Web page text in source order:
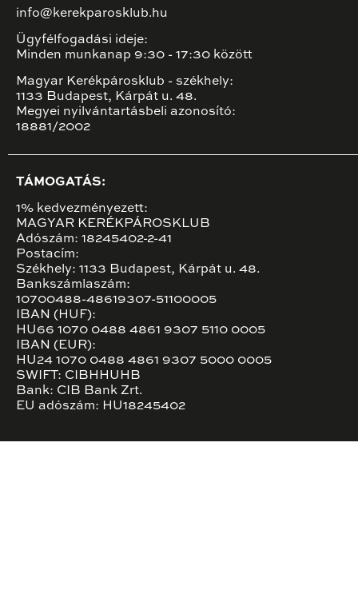
info@kerekparosklub.hu
Ügyfélfogadási ideje:
Minden munkanap 9:30 - 17:30 között
Magyar Kerékpárosklub - székhely:
1133 Budapest, Kárpát u. 48.
Megyei nyilvántartásbeli azonosító:
18881/2002
TÁMOGATÁS:
1% kedvezményezett:
MAGYAR KERÉKPÁROSKLUB
Adószám: 18245402-2-41
Postacím:
Székhely: 1133 Budapest, Kárpát u. 48.
Bankszámlaszám:
10700488-48619307-51100005
IBAN (HUF):
HU66 1070 0488 4861 9307 5110 0005
IBAN (EUR):
HU24 1070 0488 4861 9307 5000 0005
SWIFT: CIBHHUHB
Bank: CIB Bank Zrt.
EU adószám: HU18245402